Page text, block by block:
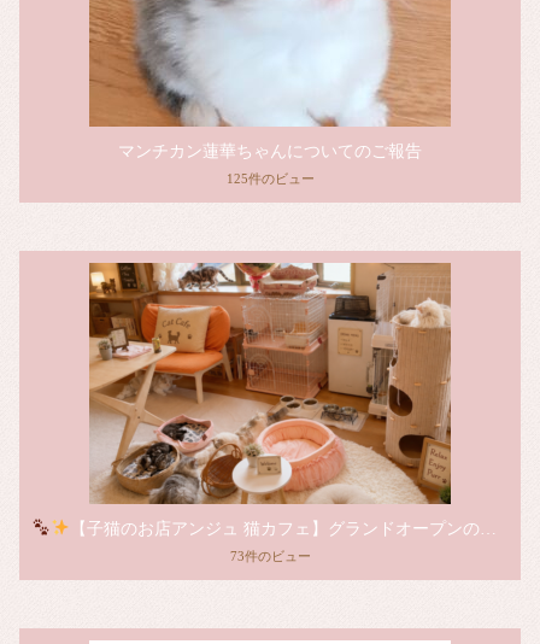
マンチカン蓮華ちゃんについてのご報告
125件のビュー
【子猫のお店アンジュ 猫カフェ】グランドオープンのお知らせ
73件のビュー